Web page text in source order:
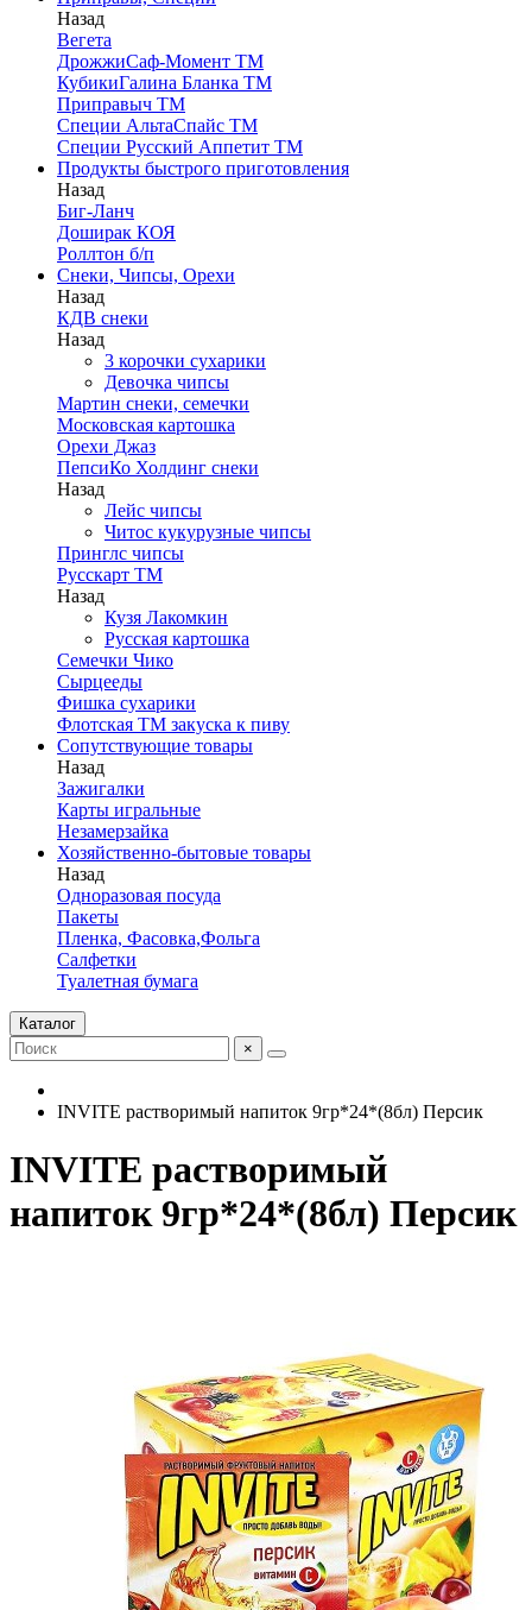
Назад
Вегета
ДрожжиСаф-Момент ТМ
КубикиГалина Бланка ТМ
Приправыч ТМ
Специи АльтаСпайс ТМ
Специи Русский Аппетит ТМ
Продукты быстрого приготовления
Назад
Биг-Ланч
Доширак КОЯ
Роллтон б/п
Снеки, Чипсы, Орехи
Назад
КДВ снеки
Назад
3 корочки сухарики
Девочка чипсы
Мартин снеки, семечки
Московская картошка
Орехи Джаз
ПепсиКо Холдинг снеки
Назад
Лейс чипсы
Читос кукурузные чипсы
Принглс чипсы
Русскарт ТМ
Назад
Кузя Лакомкин
Русская картошка
Семечки Чико
Сырцееды
Фишка сухарики
Флотская ТМ закуска к пиву
Сопутствующие товары
Назад
Зажигалки
Карты игральные
Незамерзайка
Хозяйственно-бытовые товары
Назад
Одноразовая посуда
Пакеты
Пленка, Фасовка,Фольга
Салфетки
Туалетная бумага
Каталог
×
INVITE растворимый напиток 9гр*24*(8бл) Персик
INVITE растворимый
напиток 9гр*24*(8бл) Персик